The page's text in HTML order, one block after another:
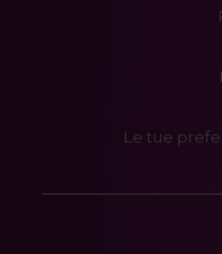
Le tue